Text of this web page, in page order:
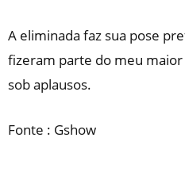
A eliminada faz sua pose
fizeram parte do meu maior
sob aplausos.
Fonte : Gshow